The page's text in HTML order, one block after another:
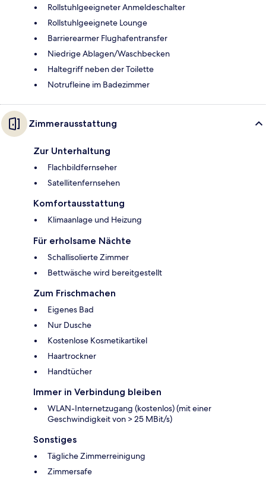
Rollstuhlgeeigneter Anmeldeschalter
Rollstuhlgeeignete Lounge
Barrierearmer Flughafentransfer
Niedrige Ablagen/Waschbecken
Haltegriff neben der Toilette
Notrufleine im Badezimmer
Zimmerausstattung
Zur Unterhaltung
Flachbildfernseher
Satellitenfernsehen
Komfortausstattung
Klimaanlage und Heizung
Für erholsame Nächte
Schallisolierte Zimmer
Bettwäsche wird bereitgestellt
Zum Frischmachen
Eigenes Bad
Nur Dusche
Kostenlose Kosmetikartikel
Haartrockner
Handtücher
Immer in Verbindung bleiben
WLAN-Internetzugang (kostenlos) (mit einer
Geschwindigkeit von > 25 MBit/s)
Sonstiges
Tägliche Zimmerreinigung
Zimmersafe